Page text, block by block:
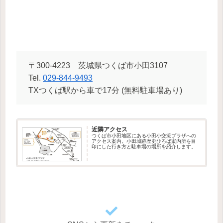
〒300-4223 茨城県つくば市小田3107
Tel. 029-844-9493
TXつくば駅から車で17分 (無料駐車場あり)
近隣アクセス
つくば市小田地区にある小田小交流プラザへの
アクセス案内。小田城跡歴史ひろば案内所を目
印にした行き方と駐車場の場所を紹介します。